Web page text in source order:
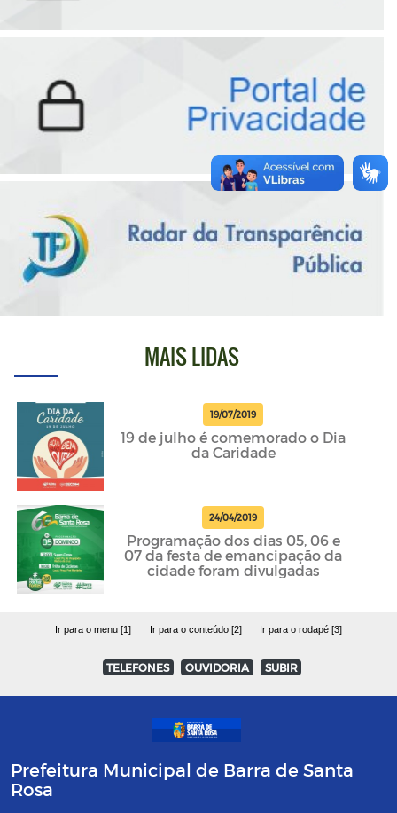
MAIS LIDAS
19/07/2019
19 de julho é comemorado o Dia
da Caridade
24/04/2019
Programação dos dias 05, 06 e
07 da festa de emancipação da
cidade foram divulgadas
Ir para o menu [1] Ir para o conteúdo [2] Ir para o rodapé [3]
TELEFONES OUVIDORIA SUBIR
Prefeitura Municipal de Barra de Santa
Rosa